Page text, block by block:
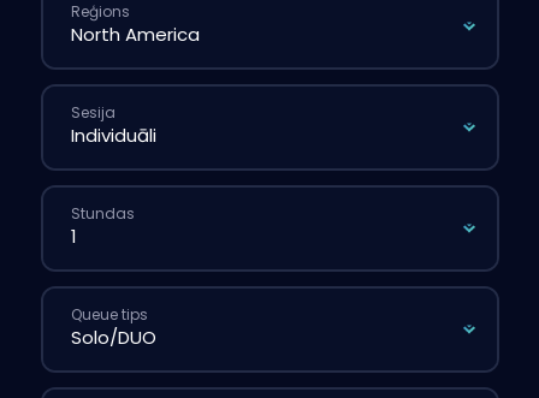
Reģions
Sesija
Stundas
Queue tips